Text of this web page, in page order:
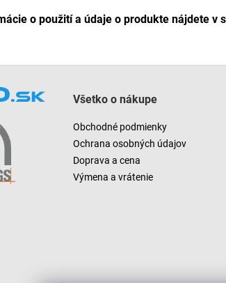
o použití a údaje o produkte nájdete v
Všetko o nákupe
Obchodné podmienky
Ochrana osobných údajov
Doprava a cena
Výmena a vrátenie